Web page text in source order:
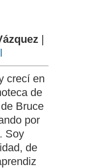
|
crecí en
de
Bruce
por
Soy
de